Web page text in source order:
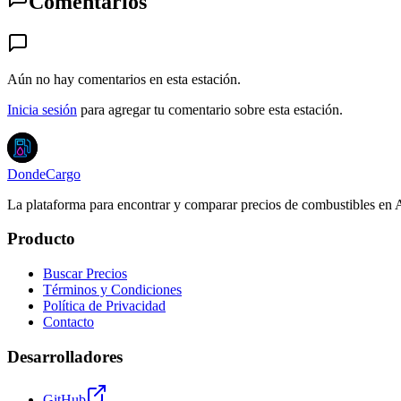
Aún no hay comentarios en esta estación.
Inicia sesión para agregar tu comentario sobre esta estación.
DondeCargo
La plataforma para encontrar y comparar precios de combustibles en
Producto
Buscar Precios
Términos y Condiciones
Política de Privacidad
Contacto
Desarrolladores